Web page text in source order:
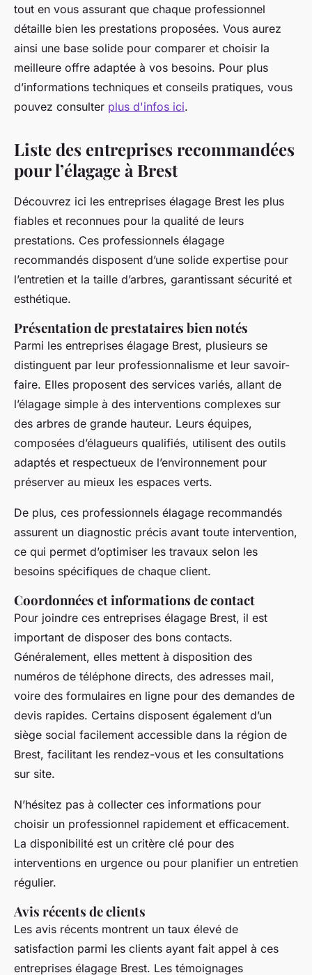
tout en vous assurant que chaque professionnel
détaille bien les prestations proposées. Vous aurez
ainsi une base solide pour comparer et choisir la
meilleure offre adaptée à vos besoins. Pour plus
d’informations techniques et conseils pratiques, vous
pouvez consulter plus d'infos ici.
Liste des entreprises recommandées
pour l’élagage à Brest
Découvrez ici les entreprises élagage Brest les plus
fiables et reconnues pour la qualité de leurs
prestations. Ces professionnels élagage
recommandés disposent d’une solide expertise pour
l’entretien et la taille d’arbres, garantissant sécurité et
esthétique.
Présentation de prestataires bien notés
Parmi les entreprises élagage Brest, plusieurs se
distinguent par leur professionnalisme et leur savoir-
faire. Elles proposent des services variés, allant de
l’élagage simple à des interventions complexes sur
des arbres de grande hauteur. Leurs équipes,
composées d’élagueurs qualifiés, utilisent des outils
adaptés et respectueux de l’environnement pour
préserver au mieux les espaces verts.
De plus, ces professionnels élagage recommandés
assurent un diagnostic précis avant toute intervention,
ce qui permet d’optimiser les travaux selon les
besoins spécifiques de chaque client.
Coordonnées et informations de contact
Pour joindre ces entreprises élagage Brest, il est
important de disposer des bons contacts.
Généralement, elles mettent à disposition des
numéros de téléphone directs, des adresses mail,
voire des formulaires en ligne pour des demandes de
devis rapides. Certains disposent également d’un
siège social facilement accessible dans la région de
Brest, facilitant les rendez-vous et les consultations
sur site.
N’hésitez pas à collecter ces informations pour
choisir un professionnel rapidement et efficacement.
La disponibilité est un critère clé pour des
interventions en urgence ou pour planifier un entretien
régulier.
Avis récents de clients
Les avis récents montrent un taux élevé de
satisfaction parmi les clients ayant fait appel à ces
entreprises élagage Brest. Les témoignages